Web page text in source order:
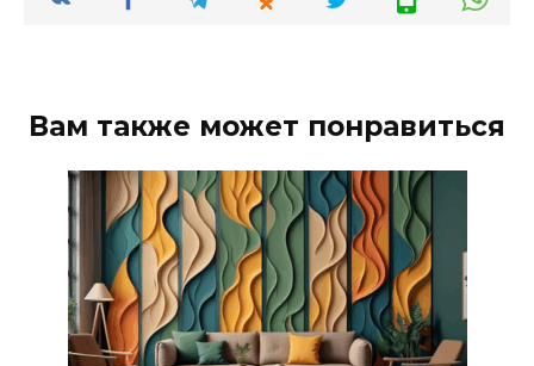
Вам также может понравиться